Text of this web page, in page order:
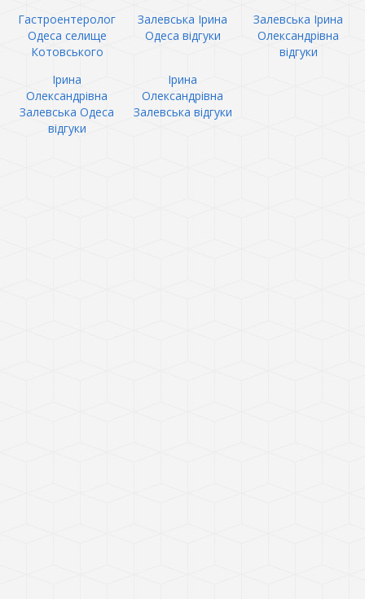
Гастроентеролог
Одеса селище
Котовського
Залевська Ірина
Одеса відгуки
Залевська Ірина
Олександрівна
відгуки
Ірина
Олександрівна
Залевська Одеса
відгуки
Ірина
Олександрівна
Залевська відгуки